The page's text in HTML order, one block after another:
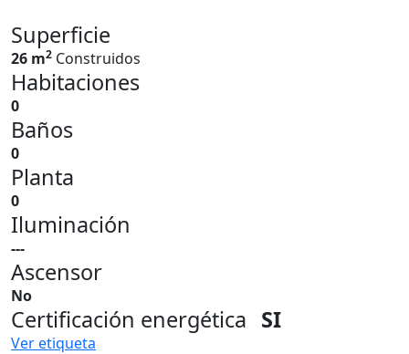
Superficie
26 m2 Construidos
Habitaciones
0
Baños
0
Planta
0
Iluminación
---
Ascensor
No
Certificación energética SI
Ver etiqueta